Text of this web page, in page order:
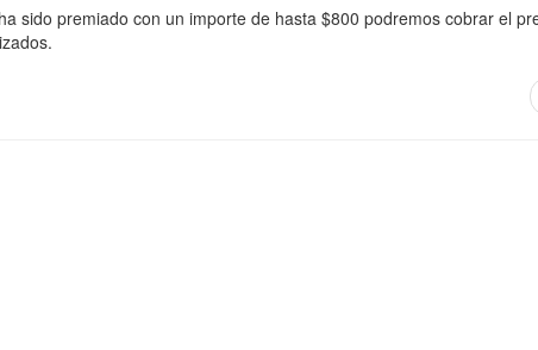
sido premiado con un importe de hasta $800 podremos cobrar el